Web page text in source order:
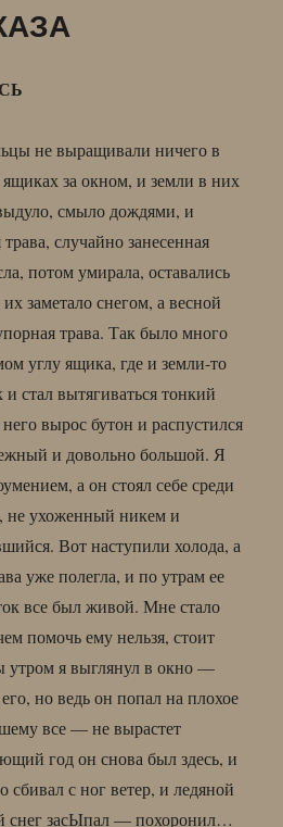
не выращивали ничего в
за окном, и земли в них
смыло дождями, и
трава, случайно занесенная
потом умирала, оставались
заметало снегом, а весной
трава. Так было много
углу ящика, где и земли-то
стал вытягиваться тонкий
вырос бутон и распустился
и довольно большой. Я
а он стоял себе среди
не ухоженный никем и
Вот наступили холода, а
уже полегла, и по утрам ее
все был живой. Мне стало
помочь ему нельзя, стоит
утром я выглянул в окно —
но ведь он попал на плохое
все — не вырастет
год он снова был здесь, и
сбивал с ног ветер, и ледяной
снег засЫпал — похоронил…